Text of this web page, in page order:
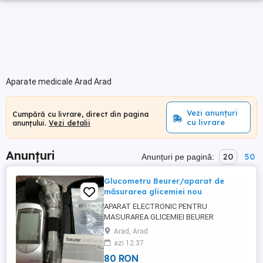
Aparate medicale Arad Arad
Cumpără cu livrare, direct din pagina
anunțului. Vezi detalii
Vezi anunțuri
cu livrare
Anunțuri Anunțuri pe pagină: 20 50
Glucometru Beurer/aparat de
măsurarea glicemiei nou
APARAT ELECTRONIC PENTRU
MASURAREA GLICEMIEI BEURER
(GERMANIA) - NOU - Aparatul are inclus in
pachet 10 ace de unică folosință -
instructiuni de utilizare in limba română si
husa de depozitare/transport LIVRARE ÎN
Arad, Arad
azi 12:37
80 RON